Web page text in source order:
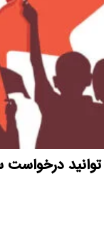
درخواست